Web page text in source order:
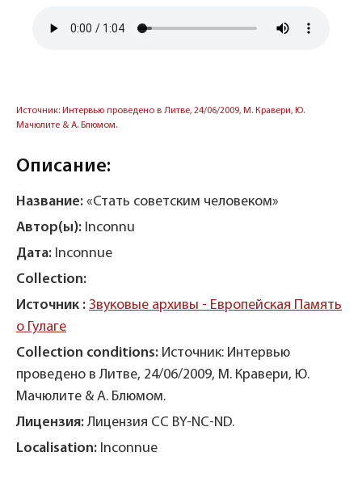
Источник: Интервью проведено в Литве, 24/06/2009, М. Кравери, Ю.
Мачюлите & А. Блюмом.
Описание:
Название: «Стать советским человеком»
Автор(ы): Inconnu
Дата: Inconnue
Collection:
Источник : Звуковые архивы - Европейская Память
о Гулаге
Collection conditions: Источник: Интервью
проведено в Литве, 24/06/2009, М. Кравери, Ю.
Мачюлите & А. Блюмом.
Лицензия: Лицензия CC BY-NC-ND.
Localisation: Inconnue